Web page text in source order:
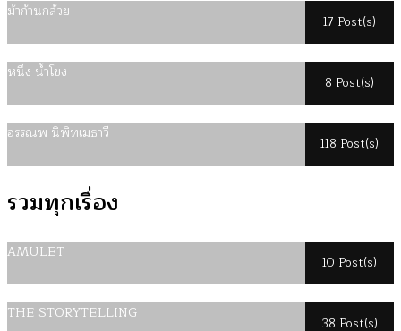
ม้าก้านกล้วย
17 Post(s)
หนึ่ง น้ำโขง
8 Post(s)
อรรณพ นิพิทเมธาวี
118 Post(s)
รวมทุกเรื่อง
AMULET
10 Post(s)
THE STORYTELLING
38 Post(s)